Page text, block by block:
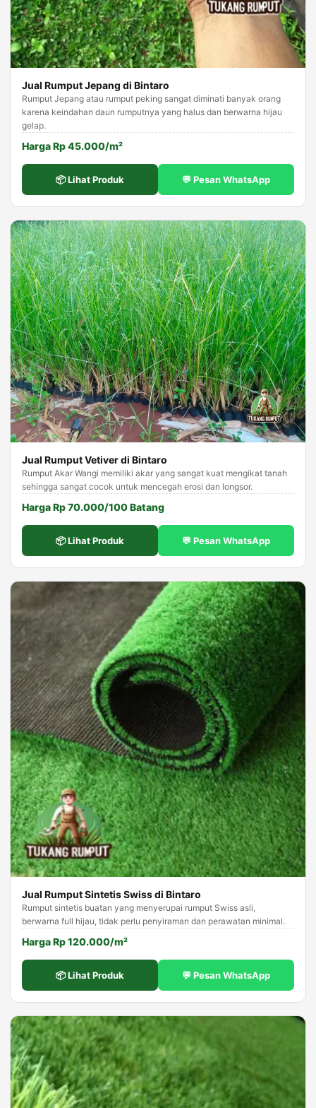
Jual Rumput Jepang di Bintaro
Rumput Jepang atau rumput peking sangat diminati banyak orang
karena keindahan daun rumputnya yang halus dan berwarna hijau
gelap.
Harga Rp 45.000/m²
📦 Lihat Produk 💬 Pesan WhatsApp
Jual Rumput Vetiver di Bintaro
Rumput Akar Wangi memiliki akar yang sangat kuat mengikat tanah
sehingga sangat cocok untuk mencegah erosi dan longsor.
Harga Rp 70.000/100 Batang
📦 Lihat Produk 💬 Pesan WhatsApp
Jual Rumput Sintetis Swiss di Bintaro
Rumput sintetis buatan yang menyerupai rumput Swiss asli,
berwarna full hijau, tidak perlu penyiraman dan perawatan minimal.
Harga Rp 120.000/m²
📦 Lihat Produk 💬 Pesan WhatsApp